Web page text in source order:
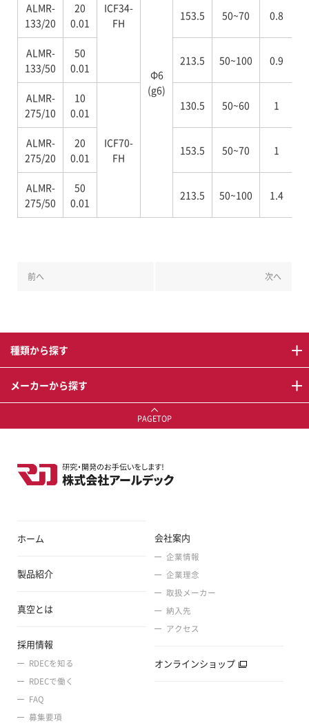
ICF34-
FH
Φ6
(g6)
ALMR-
133/20
20
0.01
153.5 50~70 0.8
ALMR-
133/50
50
0.01
213.5 50~100 0.9
ALMR-
275/10
10
0.01
ICF70-
FH
130.5 50~60 1
ALMR-
275/20
20
0.01
153.5 50~70 1
ALMR-
275/50
50
0.01
213.5 50~100 1.4
前へ 次へ
種類から探す
メーカーから探す
PAGETOP
ホーム 会社案内
企業情報
企業理念
取扱メーカー
納入先
アクセス
製品紹介
真空とは
採用情報
RDECを知る
RDECで働く
FAQ
募集要項
オンラインショップ